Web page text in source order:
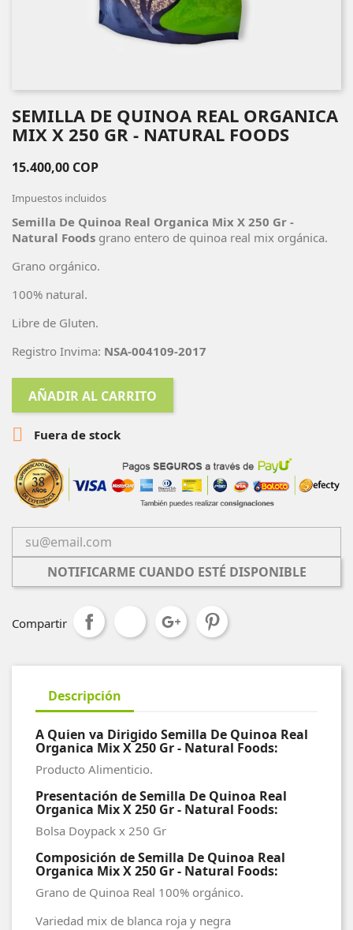
SEMILLA DE QUINOA REAL ORGANICA
MIX X 250 GR - NATURAL FOODS
15.400,00 COP
Impuestos incluidos
Semilla De Quinoa Real Organica Mix X 250 Gr -
Natural Foods grano entero de quinoa real mix orgánica.
Grano orgánico.
100% natural.
Libre de Gluten.
Registro Invima: NSA-004109-2017
AÑADIR AL CARRITO
 Fuera de stock
NOTIFICARME CUANDO ESTÉ DISPONIBLE
Compartir
Descripción
A Quien va Dirigido Semilla De Quinoa Real
Organica Mix X 250 Gr - Natural Foods:
Producto Alimenticio.
Presentación de Semilla De Quinoa Real
Organica Mix X 250 Gr - Natural Foods:
Bolsa Doypack x 250 Gr
Composición de Semilla De Quinoa Real
Organica Mix X 250 Gr - Natural Foods:
Grano de Quinoa Real 100% orgánico.
Variedad mix de blanca roja y negra